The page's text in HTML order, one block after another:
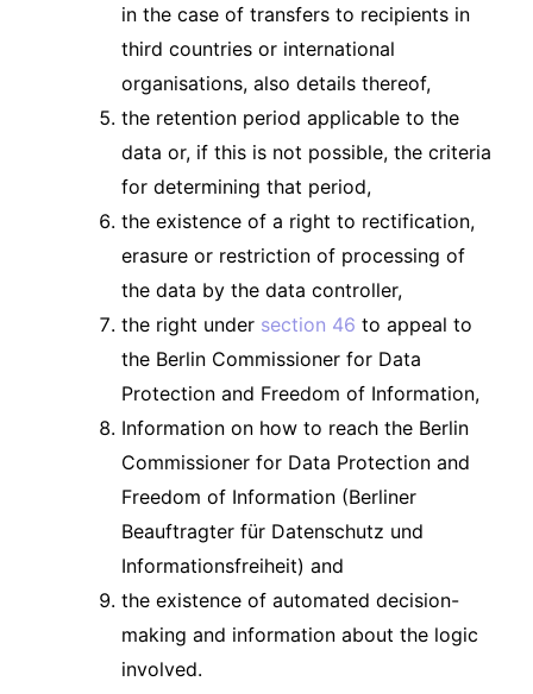
in the case of transfers to recipients in
third countries or international
organisations, also details thereof,
the retention period applicable to the
data or, if this is not possible, the criteria
for determining that period,
the existence of a right to rectification,
erasure or restriction of processing of
the data by the data controller,
the right under section 46 to appeal to
the Berlin Commissioner for Data
Protection and Freedom of Information,
Information on how to reach the Berlin
Commissioner for Data Protection and
Freedom of Information (Berliner
Beauftragter für Datenschutz und
Informationsfreiheit) and
the existence of automated decision-
making and information about the logic
involved.